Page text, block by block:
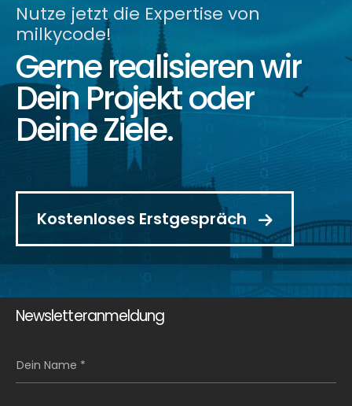
Nutze jetzt die Expertise von
milkycode!
Gerne realisieren wir
Dein Projekt oder
Deine Ziele.
Kostenloses Erstgespräch
Newsletteranmeldung
Dein Name *